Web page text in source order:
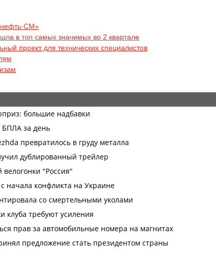
СМ»
в топ самых значимых во 2 квартале
проект для технических специалистов